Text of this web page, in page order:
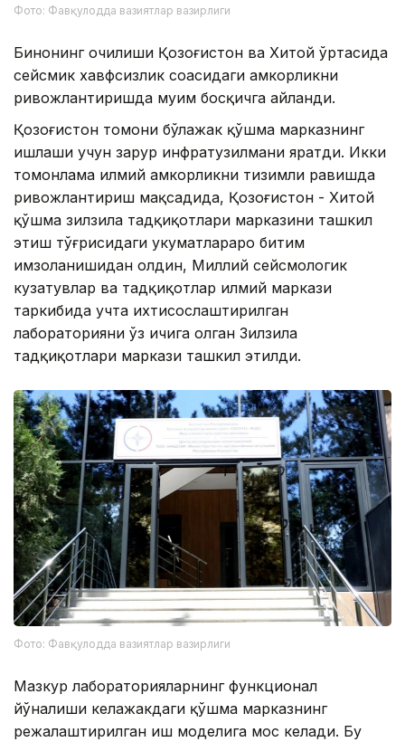
Фото: Фавқулодда вазиятлар вазирлиги
Бинонинг очилиши Қозоғистон ва Хитой ўртасида
сейсмик хавфсизлик соҳасидаги ҳамкорликни
ривожлантиришда муҳим босқичга айланди.
Қозоғистон томони бўлажак қўшма марказнинг
ишлаши учун зарур инфратузилмани яратди. Икки
томонлама илмий ҳамкорликни тизимли равишда
ривожлантириш мақсадида, Қозоғистон - Хитой
қўшма зилзила тадқиқотлари марказини ташкил
этиш тўғрисидаги ҳукуматлараро битим
имзоланишидан олдин, Миллий сейсмологик
кузатувлар ва тадқиқотлар илмий маркази
таркибида учта ихтисослаштирилган
лабораторияни ўз ичига олган Зилзила
тадқиқотлари маркази ташкил этилди.
Фото: Фавқулодда вазиятлар вазирлиги
Мазкур лабораторияларнинг функционал
йўналиши келажакдаги қўшма марказнинг
режалаштирилган иш моделига мос келади. Бу